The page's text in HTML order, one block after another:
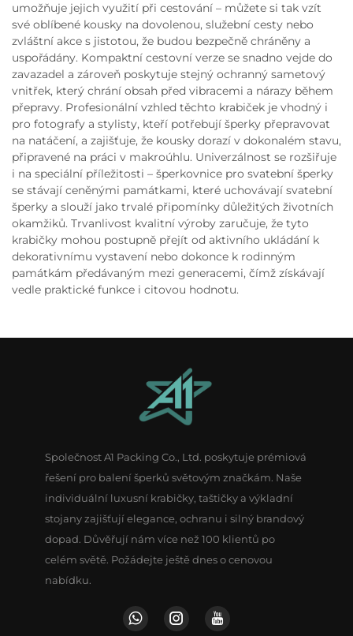
umožňuje jejich využití při cestování – můžete si tak vzít
své oblíbené kousky na dovolenou, služební cesty nebo
zvláštní akce s jistotou, že budou bezpečně chráněny a
uspořádány. Kompaktní cestovní verze se snadno vejde do
zavazadel a zároveň poskytuje stejný ochranný sametový
vnitřek, který chrání obsah před vibracemi a nárazy během
přepravy. Profesionální vzhled těchto krabiček je vhodný i
pro fotografy a stylisty, kteří potřebují šperky přepravovat
na natáčení, a zajišťuje, že kousky dorazí v dokonalém stavu,
připravené na práci v makroúhlu. Univerzálnost se rozšiřuje
i na speciální příležitosti – šperkovnice pro svatební šperky
se stávají ceněnými památkami, které uchovávají svatební
šperky a slouží jako trvalé připomínky důležitých životních
okamžiků. Trvanlivost kvalitní výroby zaručuje, že tyto
krabičky mohou postupně přejít od aktivního ukládání k
dekorativnímu vystavení nebo dokonce k rodinným
památkám předávaným mezi generacemi, čímž získávají
vedle praktické funkce i citovou hodnotu.
Společnost A1 Packing Co., Ltd. poskytuje prémiová
řešení pro balení šperků světovým značkám. Naše
individuální luxusní krabičky, taštičky a výkladní
stojany zajišťují elegance, ochranu i silný brandový
dopad. Důvěřují nám více než 100 klientů po
celém světě. Požádejte ještě dnes o cenovou
nabídku.